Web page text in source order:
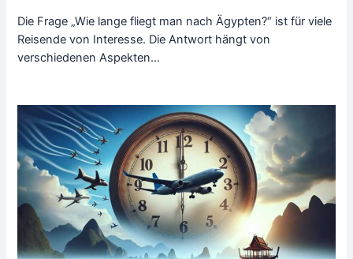
Die Frage „Wie lange fliegt man nach Ägypten?“ ist für viele
Reisende von Interesse. Die Antwort hängt von
verschiedenen Aspekten…